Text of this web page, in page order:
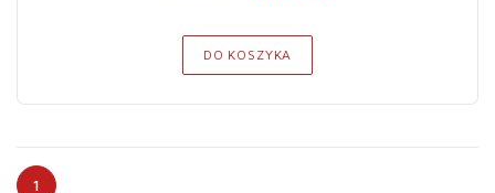
DO KOSZYKA
1